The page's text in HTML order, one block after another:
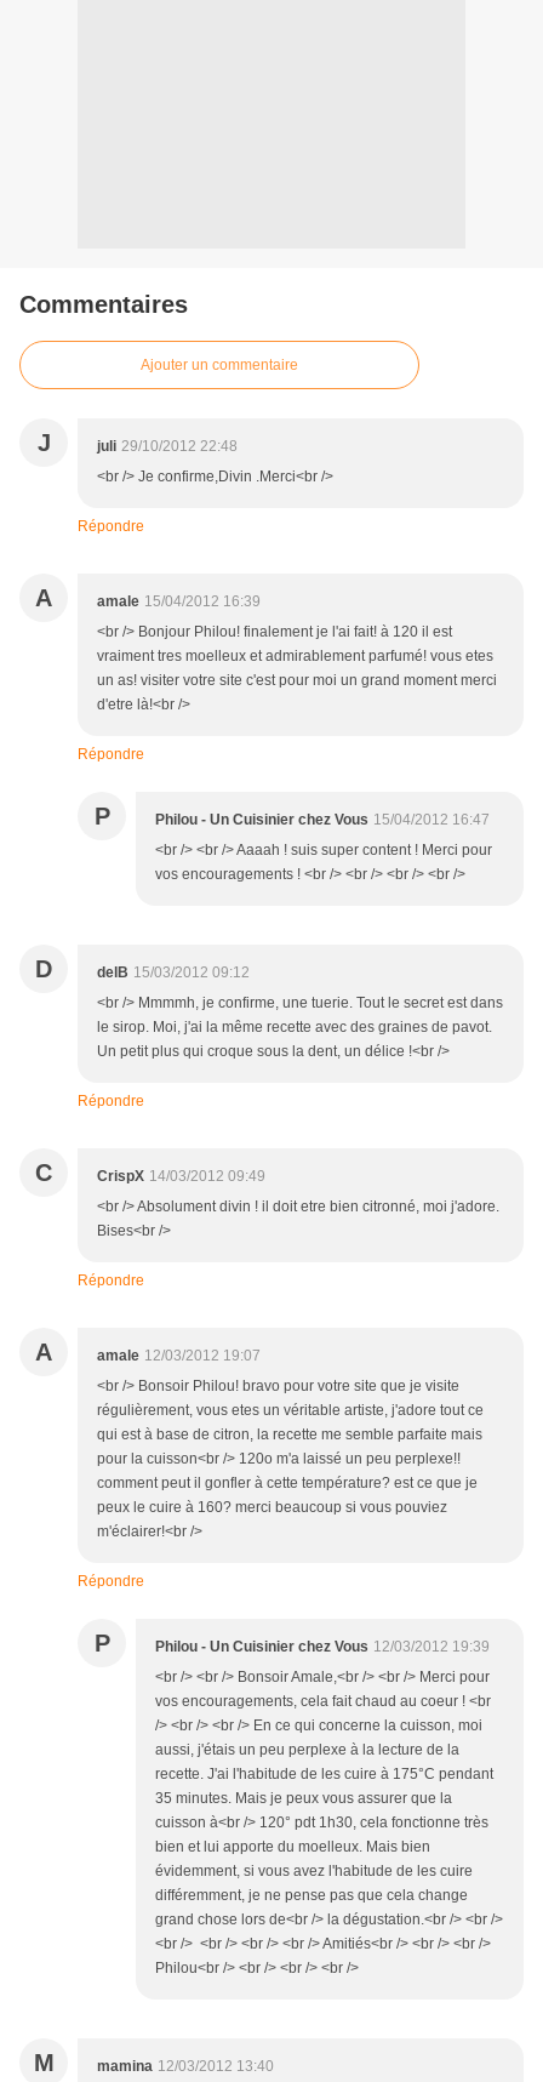
Commentaires
Ajouter un commentaire
J juli 29/10/2012 22:48
<br /> Je confirme,Divin .Merci<br />
Répondre
A amale 15/04/2012 16:39
<br /> Bonjour Philou! finalement je l'ai fait! à 120 il est
vraiment tres moelleux et admirablement parfumé! vous etes
un as! visiter votre site c'est pour moi un grand moment merci
d'etre là!<br />
Répondre
P Philou - Un Cuisinier chez Vous 15/04/2012 16:47
<br /> <br /> Aaaah ! suis super content ! Merci pour
vos encouragements ! <br /> <br /> <br /> <br />
D delB 15/03/2012 09:12
<br /> Mmmmh, je confirme, une tuerie. Tout le secret est dans
le sirop. Moi, j'ai la même recette avec des graines de pavot.
Un petit plus qui croque sous la dent, un délice !<br />
Répondre
C CrispX 14/03/2012 09:49
<br /> Absolument divin ! il doit etre bien citronné, moi j'adore.
Bises<br />
Répondre
A amale 12/03/2012 19:07
<br /> Bonsoir Philou! bravo pour votre site que je visite
régulièrement, vous etes un véritable artiste, j'adore tout ce
qui est à base de citron, la recette me semble parfaite mais
pour la cuisson<br /> 120o m'a laissé un peu perplexe!!
comment peut il gonfler à cette température? est ce que je
peux le cuire à 160? merci beaucoup si vous pouviez
m'éclairer!<br />
Répondre
P Philou - Un Cuisinier chez Vous 12/03/2012 19:39
<br /> <br /> Bonsoir Amale,<br /> <br /> Merci pour
vos encouragements, cela fait chaud au coeur ! <br
/> <br /> <br /> En ce qui concerne la cuisson, moi
aussi, j'étais un peu perplexe à la lecture de la
recette. J'ai l'habitude de les cuire à 175°C pendant
35 minutes. Mais je peux vous assurer que la
cuisson à<br /> 120° pdt 1h30, cela fonctionne très
bien et lui apporte du moelleux. Mais bien
évidemment, si vous avez l'habitude de les cuire
différemment, je ne pense pas que cela change
grand chose lors de<br /> la dégustation.<br /> <br />
<br /> <br /> <br /> <br /> Amitiés<br /> <br /> <br />
Philou<br /> <br /> <br /> <br />
M mamina 12/03/2012 13:40